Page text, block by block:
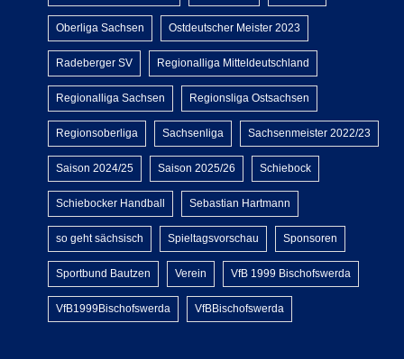
Oberliga Sachsen Ostdeutscher Meister 2023
Radeberger SV Regionalliga Mitteldeutschland
Regionalliga Sachsen Regionsliga Ostsachsen
Regionsoberliga Sachsenliga Sachsenmeister 2022/23
Saison 2024/25 Saison 2025/26 Schiebock
Schiebocker Handball Sebastian Hartmann
so geht sächsisch Spieltagsvorschau Sponsoren
Sportbund Bautzen Verein VfB 1999 Bischofswerda
VfB1999Bischofswerda VfBBischofswerda